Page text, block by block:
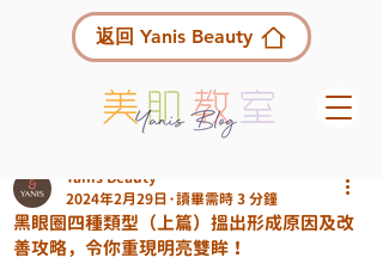
返回 Yanis Beauty
黑眼圈四種類型（上篇）搵出形成原因及改
善攻略，令你重現明亮雙眸！
Yanis Beauty
2024年2月29日 讀畢需時 3 分鐘